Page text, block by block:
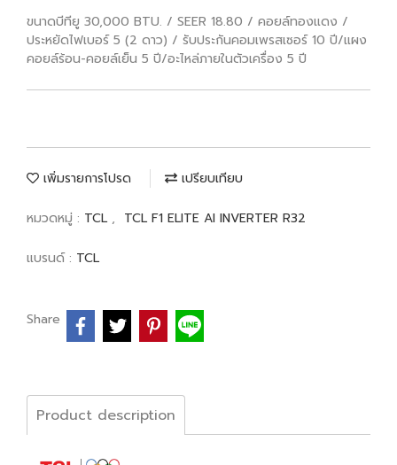
ขนาดบีทียู 30,000 BTU. / SEER 18.80 / คอยล์ทองแดง /
ประหยัดไฟเบอร์ 5 (2 ดาว) / รับประกันคอมเพรสเซอร์ 10 ปี/แผง
คอยล์ร้อน-คอยล์เย็น 5 ปี/อะไหล่ภายในตัวเครื่อง 5 ปี
เพิ่มรายการโปรด เปรียบเทียบ
หมวดหมู่ : TCL , TCL F1 ELITE AI INVERTER R32
แบรนด์ : TCL
Share
Product description